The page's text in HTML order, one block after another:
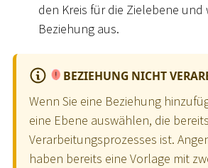
den Kreis für die Zielebene und
Beziehung aus.
BEZIEHUNG NICHT
Wenn Sie eine Beziehung
eine Ebene auswählen, die
Verarbeitungsprozesses ist.
haben bereits eine Vorlage mit